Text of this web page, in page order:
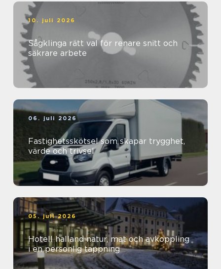
10. juli 2026
Sågklinga rätt val för renare snitt och
säkrare arbete
06. juli 2026
Fastighetsskötsel som skapar trygghet,
värde och trivsel
05. juli 2026
Hotell halland natur, mat och avkoppling
i en personlig tappning